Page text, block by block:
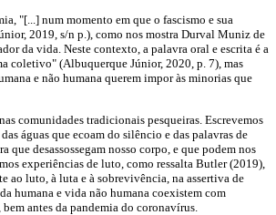
"[...] num momento em que o fascismo e sua
2019, s/n p.), como nos mostra Durval Muniz de
da vida. Neste contexto, a palavra oral e escrita é a
coletivo" (Albuquerque Júnior, 2020, p. 7), mas
e não humana querem impor às minorias que
comunidades tradicionais pesqueiras. Escrevemos
águas que ecoam do silêncio e das palavras de
que desassossegam nosso corpo, e que podem nos
experiências de luto, como ressalta Butler (2019),
ao luto, à luta e à sobrevivência, na assertiva de
humana e vida não humana coexistem com
antes da pandemia do coronavírus.